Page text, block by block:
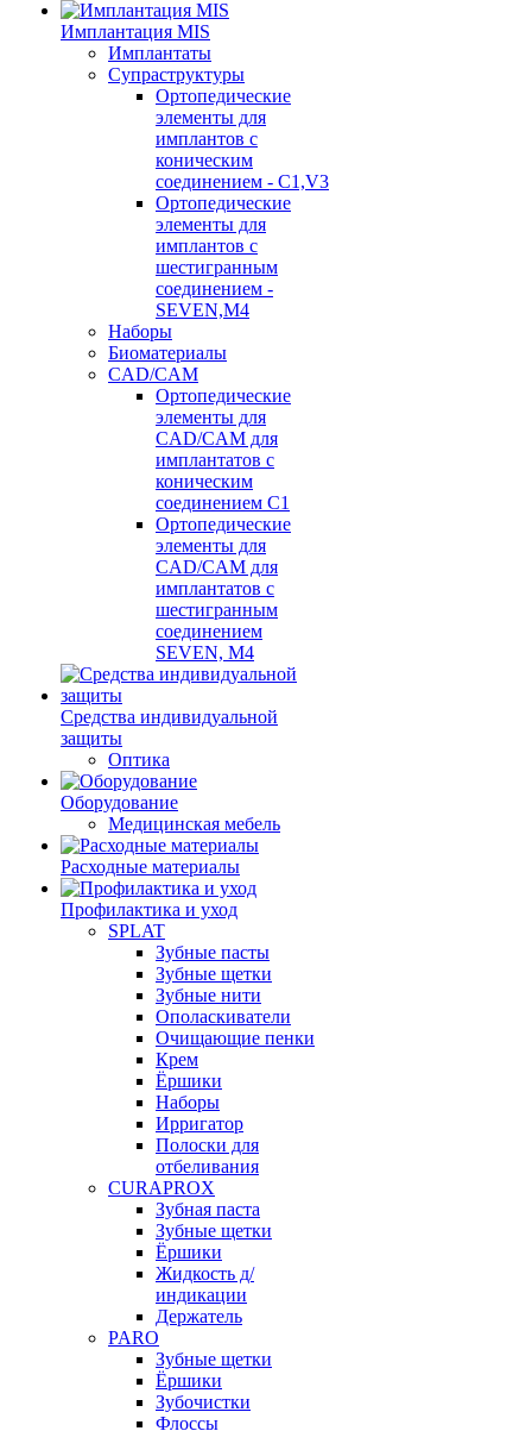
Имплантация MIS
Имплантаты
Супраструктуры
Ортопедические
элементы для
имплантов с
коническим
соединением - C1,V3
Ортопедические
элементы для
имплантов с
шестигранным
соединением -
SEVEN,M4
Наборы
Биоматериалы
CAD/CAM
Ортопедические
элементы для
CAD/CAM для
имплантатов с
коническим
соединением С1
Ортопедические
элементы для
CAD/CAM для
имплантатов с
шестигранным
соединением
SEVEN, М4
Средства индивидуальной
защиты
Оптика
Оборудование
Медицинская мебель
Расходные материалы
Профилактика и уход
SPLAT
Зубные пасты
Зубные щетки
Зубные нити
Ополаскиватели
Очищающие пенки
Крем
Ёршики
Наборы
Ирригатор
Полоски для
отбеливания
CURAPROX
Зубная паста
Зубные щетки
Ёршики
Жидкость д/
индикации
Держатель
PARO
Зубные щетки
Ёршики
Зубочистки
Флоссы